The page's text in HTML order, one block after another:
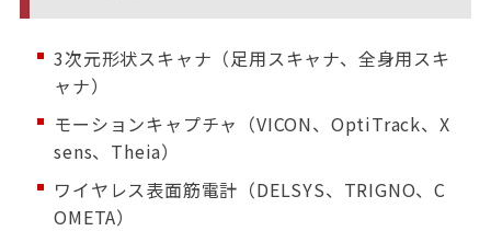
3次元形状スキャナ（足用スキャナ、全身用スキ
ャナ）
モーションキャプチャ（VICON、OptiTrack、X
sens、Theia）
ワイヤレス表面筋電計（DELSYS、TRIGNO、C
OMETA）